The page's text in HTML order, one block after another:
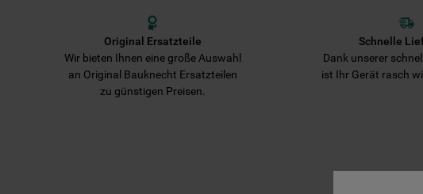
Original Ersatzteile
Wir bieten Ihnen eine große Auswahl
an Original Bauknecht Ersatzteilen
zu günstigen Preisen.
Schnelle
Dank unserer
ist Ihr Gerät rasch